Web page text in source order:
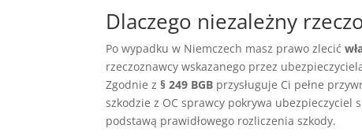
Dlaczego niezależny
Po wypadku w Niemczech masz prawo zlecić
rzeczoznawcy wskazanego przez
Zgodnie z§ 249 BGB przysługuje Ci pełne
szkodzie z OC sprawcy pokrywa ubezpieczyciel
podstawą prawidłowego rozliczenia szkody.